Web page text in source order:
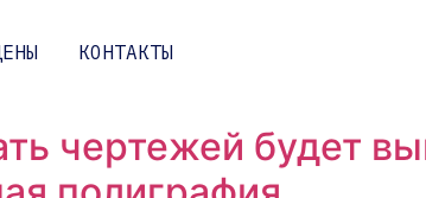
КОНТАКТЫ
чертежей будет